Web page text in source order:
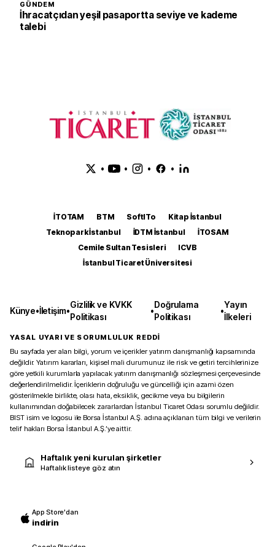
GÜNDEM
İhracatçıdan yeşil pasaportta seviye ve kademe
talebi
• • • •
İTOTAM BTM SoftITo
Kitap İstanbul
Teknopark İstanbul
İDTM İstanbul
İTOSAM
Cemile Sultan Tesisleri
ICVB
İstanbul Ticaret Üniversitesi
Künye•İletişim•
Gizlilik ve KVKK
Politikası
•
Doğrulama
Politikası
•
Yayın
İlkeleri
YASAL UYARI VE SORUMLULUK REDDİ
Bu sayfada yer alan bilgi, yorum ve içerikler yatırım danışmanlığı kapsamında
değildir. Yatırım kararları, kişisel mali durumunuz ile risk ve getiri tercihlerinize
göre yetkili kurumlarla yapılacak yatırım danışmanlığı sözleşmesi çerçevesinde
değerlendirilmelidir. İçeriklerin doğruluğu ve güncelliği için azami özen
gösterilmekle birlikte, olası hata, eksiklik, gecikme veya bu bilgilerin
kullanımından doğabilecek zararlardan İstanbul Ticaret Odası sorumlu değildir.
BIST isim ve logosu ile Borsa İstanbul A.Ş. adına açıklanan tüm bilgi ve verilerin
telif hakları Borsa İstanbul A.Ş.’ye aittir.
Haftalık yeni kurulan şirketler
Haftalık listeye göz atın
App Store'dan
indirin